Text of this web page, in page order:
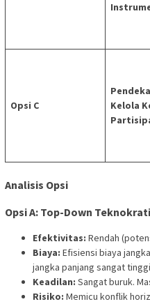
Opsi C
Kelola
Analisis Opsi
Opsi A: Top-Down
Efektivitas: Rendah
Biaya: Efisiensi biaya
jangka panjang sangat
Keadilan: Sangat buruk.
Risiko: Memicu konflik